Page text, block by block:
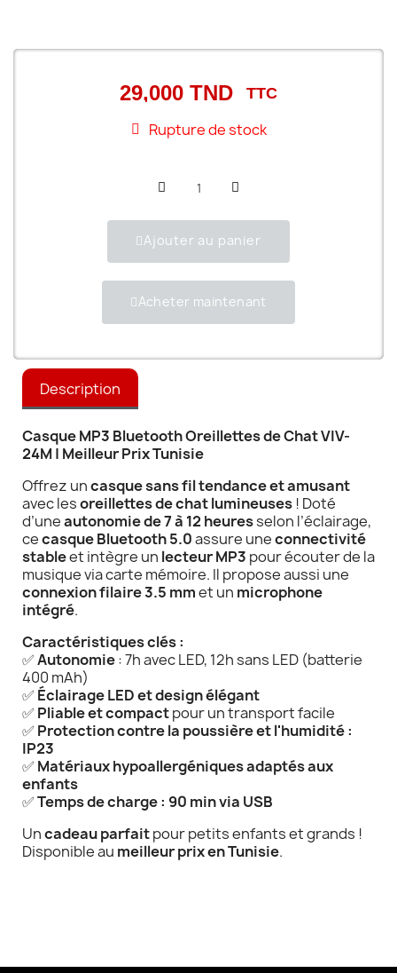
29,000 TND TTC
Rupture de stock
Ajouter au panier
Acheter maintenant
Description
Casque MP3 Bluetooth Oreillettes de Chat VIV-
24M | Meilleur Prix Tunisie
Offrez uncasque sans fil tendance et amusant
avec lesoreillettes de chat lumineuses ! Doté
d’uneautonomie de 7 à 12 heuresselon l’éclairage,
cecasque Bluetooth 5.0assure uneconnectivité
stableet intègre un lecteur MP3 pour écouter de la
musique via carte mémoire. Il propose aussi une
connexion filaire 3.5 mmet un microphone
intégré.
Caractéristiques clés :
✅Autonomie: 7h avec LED, 12h sans LED (batterie
400 mAh)
✅ Éclairage LED et design élégant
✅ Pliable et compactpour un transport facile
✅ Protection contre la poussière et l'humidité :
IP23
✅ Matériaux hypoallergéniques adaptés aux
enfants
✅Temps de charge : 90 min via USB
Uncadeau parfaitpour petits enfants et grands !
Disponible au meilleur prix en Tunisie.